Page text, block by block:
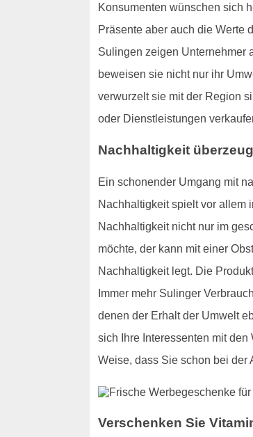
Konsumenten wünschen sich
Präsente aber auch die Werte
Sulingen zeigen Unternehmer
beweisen sie nicht nur ihr
verwurzelt sie mit der Region
oder Dienstleistungen
Nachhaltigkeit
Ein schonender Umgang mit
Nachhaltigkeit spielt vor allem
Nachhaltigkeit nicht nur im
möchte, der kann mit einer
Nachhaltigkeit legt. Die
Immer mehr Sulinger
denen der Erhalt der Umwelt
sich Ihre Interessenten mit
Weise, dass Sie schon bei der
Verschenken Sie